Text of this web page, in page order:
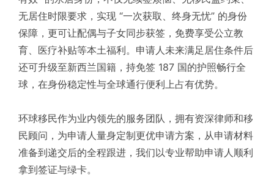
无居住时限要求，实现 “一次获取、终身无忧” 的身份
保障，更可让配偶与子女同步获签，免费享受公立教
育、医疗补贴等本土福利。申请人未来满足居住条件后
还可升级至新西兰国籍，持免签 187 国的护照畅行全
球，在身份稳定性与全球通行便利上占有优势。
环球移民作为业内领先的服务团队，拥有资深律师和移
民顾问，为申请人量身定制更优申请方案，从申请材料
准备到递交后的全程跟进，我们以专业帮助申请人顺利
拿到签证与绿卡。